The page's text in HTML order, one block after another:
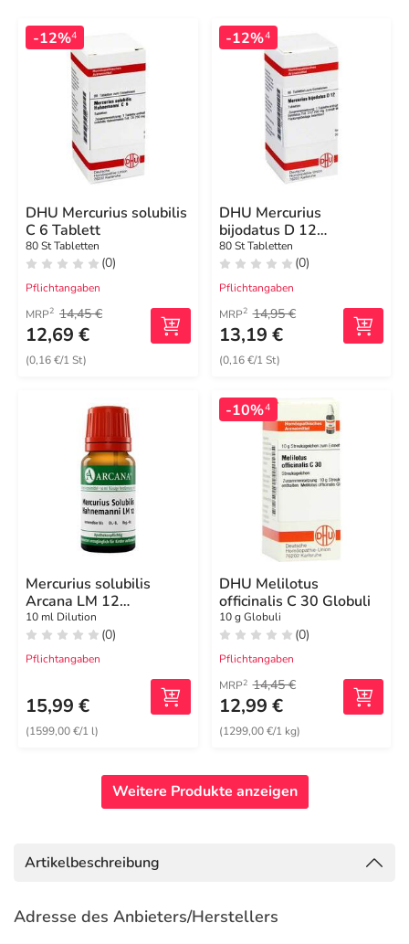
-12%4
DHU Mercurius solubilis
C 6 Tablett
80 St Tabletten
(0)
Pflichtangaben
MRP2 14,45 €
12,69 €
(0,16 €/1 St)
-12%4
DHU Mercurius
bijodatus D 12
Tabletten
80 St Tabletten
(0)
Pflichtangaben
MRP2 14,95 €
13,19 €
(0,16 €/1 St)
Mercurius solubilis
Arcana LM 12
Hahnemanni Dilution
10 ml Dilution
(0)
Pflichtangaben
15,99 €
(1599,00 €/1 l)
-10%4
DHU Melilotus
officinalis C 30 Globuli
10 g Globuli
(0)
Pflichtangaben
MRP2 14,45 €
12,99 €
(1299,00 €/1 kg)
Weitere Produkte anzeigen
Artikelbeschreibung
Adresse des Anbieters/Herstellers